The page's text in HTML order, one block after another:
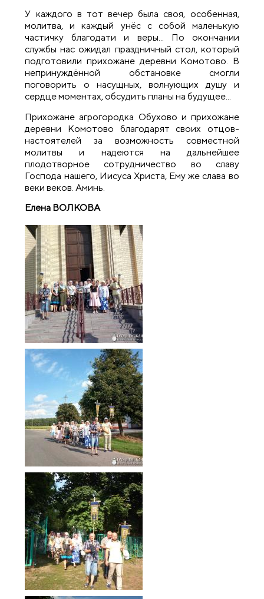
У каждого в тот вечер была своя, особенная,
молитва, и каждый унёс с собой маленькую
частичку благодати и веры... По окончании
службы нас ожидал праздничный стол, который
подготовили прихожане деревни Комотово. В
непринуждённой обстановке смогли
поговорить о насущных, волнующих душу и
сердце моментах, обсудить планы на будущее...
Прихожане агрогородка Обухово и прихожане
деревни Комотово благодарят своих отцов-
настоятелей за возможность совместной
молитвы и надеются на дальнейшее
плодотворное сотрудничество во славу
Господа нашего, Иисуса Христа, Ему же слава во
веки веков. Аминь.
Елена ВОЛКОВА